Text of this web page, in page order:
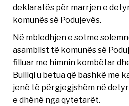
deklaratës për marrjen e
komunës së Podujevës.
Në mbledhjen e sotme
asamblist të komunës së
filluar me himnin kombëtar
Bulliqi u betua që bashkë me
jenë të përgjegjshëm në
e dhënë nga qytetarët.